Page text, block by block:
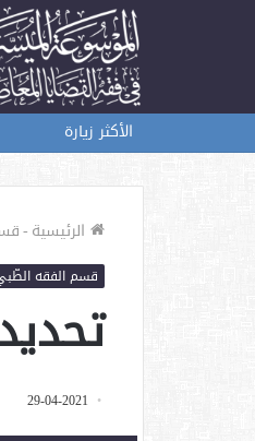
الأكثر زيارة
الرئيسية-
قسم الفقه
29-04-2021